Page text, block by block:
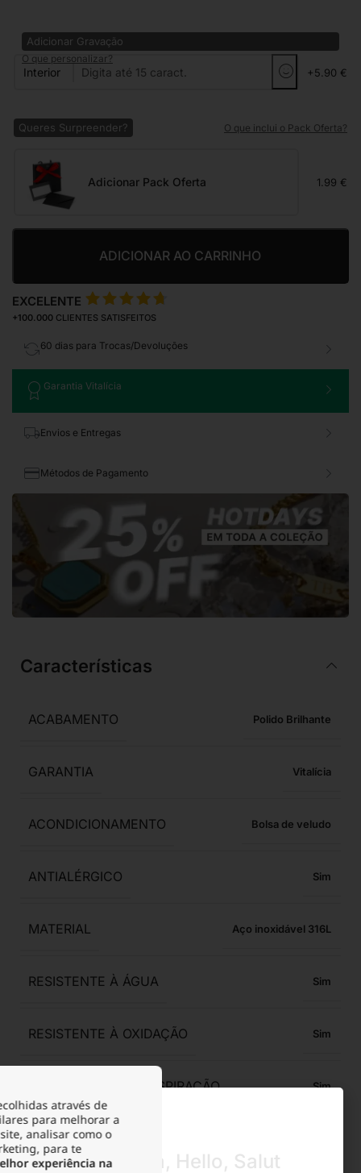
Adicionar Gravação
O que personalizar?
Interior +5.90 €
Queres Surpreender? O que inclui o Pack Oferta?
Adicionar Pack Oferta 1.99 €
ADICIONAR AO CARRINHO
EXCELENTE
+100.000 CLIENTES SATISFEITOS
60 dias para Trocas/Devoluções
Garantia Vitalícia
Envios e Entregas
Métodos de Pagamento
Características
ACABAMENTO Polido Brilhante
GARANTIA Vitalícia
ACONDICIONAMENTO Bolsa de veludo
ANTIALÉRGICO Sim
MATERIAL Aço inoxidável 316L
RESISTENTE À ÁGUA Sim
RESISTENTE À OXIDAÇÃO Sim
RESISTENTE À TRANSPIRAÇÃO Sim
LARGURA DA PULSEIRA
através de
para melhorar a
analisar como o
para te
experiência naOlá, Hola, Hello, Salut